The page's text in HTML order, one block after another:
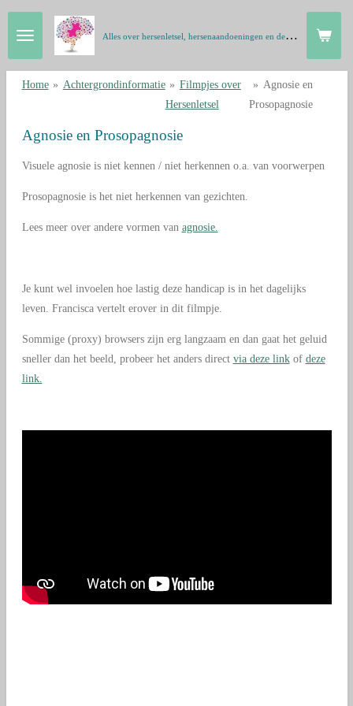
Ga
direct
naar
A
lles over hersenletsel, hersenaandoeningen en de hersenen in gewone taal
Home » Achtergrondinformatie » Filmpjes over
Hersenletsel
» Agnosie en
Prosopagnosie
Agnosie en Prosopagnosie
Visuele agnosie is niet kennen / niet herkennen o.a. van voorwerpen
Prosopagnosie is het niet herkennen van gezichten.
Lees meer over andere vormen van agnosie.
Je kunt wel invoelen hoe lastig deze handicap is in het dagelijks
leven. Francisca vertelt erover in dit filmpje.
Sommige (proxy) browsers zijn erg langzaam en dan gaat het geluid
sneller dan het beeld, probeer het anders direct via deze linkof deze
link.